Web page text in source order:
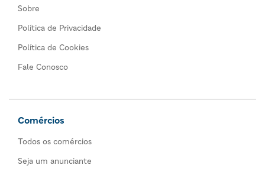
Sobre
Política de Privacidade
Política de Cookies
Fale Conosco
Comércios
Todos os comércios
Seja um anunciante